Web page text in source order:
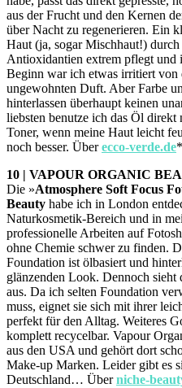
aus der Frucht und den Kernen
über Nacht zu regenerieren. Ein
Haut (ja, sogar Mischhaut!)
Antioxidantien extrem pflegt und
Beginn war ich etwas irritiert von
ungewohnten Duft. Aber Farbe
hinterlassen überhaupt keinen
liebsten benutze ich das Öl
Toner, wenn meine Haut leicht
noch besser. Überecco-verde.de
10 | VAPOUR ORGANIC
Die »Atmosphere Soft Focus
Beauty habe ich in London
Naturkosmetik-Bereich und in
professionelle Arbeiten auf
ohne Chemie schwer zu finden.
Foundation ist ölbasiert und
glänzenden Look. Dennoch sieht
aus. Da ich selten Foundation
muss, eignet sie sich mit ihrer
perfekt für den Alltag. Weiteres
komplett recycelbar. Vapour
aus den USA und gehört dort
Make-up Marken. Leider gibt es
Deutschland… Überniche-